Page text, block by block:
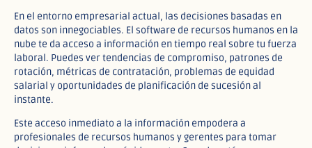
En el entorno empresarial actual, las decisiones basadas en
datos son innegociables. El software de recursos humanos en la
nube te da acceso a información en tiempo real sobre tu fuerza
laboral. Puedes ver tendencias de compromiso, patrones de
rotación, métricas de contratación, problemas de equidad
salarial y oportunidades de planificación de sucesión al
instante.​
Este acceso inmediato a la información empodera a
profesionales de recursos humanos y gerentes para tomar